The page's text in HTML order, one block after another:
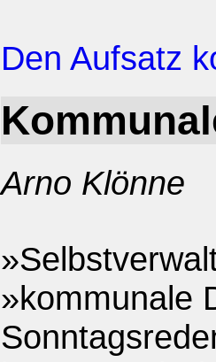
Den Aufsatz
Arno Klönne
»kommunale